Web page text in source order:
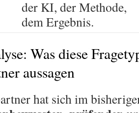
der KI, der Methode,
dem Ergebnis.
Was diese
aussagen
hat sich im